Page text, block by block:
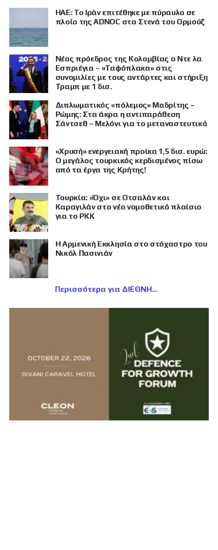
ΗΑΕ: Το Ιράν επιτέθηκε με πύραυλο σε
πλοίο της ADNOC στα Στενά του Ορμούζ
Νέος πρόεδρος της Κολομβίας ο Ντε λα
Εσπριέγια – «Ταφόπλακα» στις
συνομιλίες με τους αντάρτες και στήριξη
Τραμπ με 1 δισ.
Διπλωματικός «πόλεμος» Μαδρίτης –
Ρώμης: Στα άκρα η αντιπαράθεση
Σάντσεθ – Μελόνι για το μεταναστευτικό
«Χρυσή» ενεργειακή προίκα 1,5 δισ. ευρώ:
Ο μεγάλος τουρκικός κερδισμένος πίσω
από τα έργα της Κρήτης!
Τουρκία: «Όχι» σε Οτσαλάν και
Καραγιλάν στο νέο νομοθετικό πλαίσιο
για το PKK
Η Αρμενική Εκκλησία στο στόχαστρο του
Νικόλ Πασινιάν
Περισσότερα για ΔΙΕΘΝΗ